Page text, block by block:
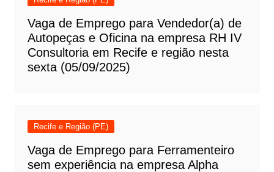
Vaga de Emprego para Vendedor(a) de
Autopeças e Oficina na empresa RH IV
Consultoria em Recife e região nesta
sexta (05/09/2025)
Recife e Região (PE)
Vaga de Emprego para Ferramenteiro
sem experiência na empresa Alpha